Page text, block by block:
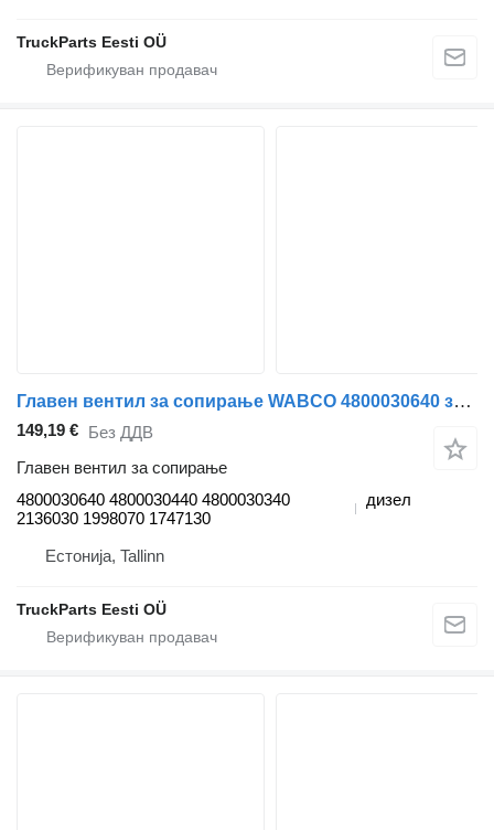
TruckParts Eesti OÜ
Главен вентил за сопирање WABCO 4800030640 за камион влекач DAF XF106
149,19 € Без ДДВ
Главен вентил за сопирање
4800030640 4800030440 4800030340
2136030 1998070 1747130
дизел
Естонија, Tallinn
TruckParts Eesti OÜ